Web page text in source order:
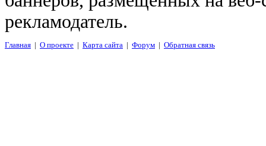
рекламодатель.
Главная | О проекте | Карта сайта | Форум | Обратная связь